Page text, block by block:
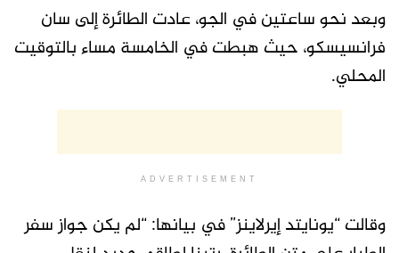
وبعد نحو ساعتين في الجو، عادت الطائرة إلى سان
فرانسيسكو، حيث هبطت في الخامسة مساء بالتوقيت
المحلي.
ADVERTISEMENT
وقالت “يونايتد إيرلاينز” في بيانها: “لم يكن جواز سفر